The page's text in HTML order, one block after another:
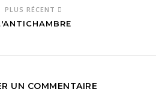
PLUS RÉCENT
UN COMMENTAIRE